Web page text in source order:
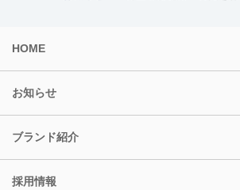
HOME
お知らせ
ブランド紹介
採用情報